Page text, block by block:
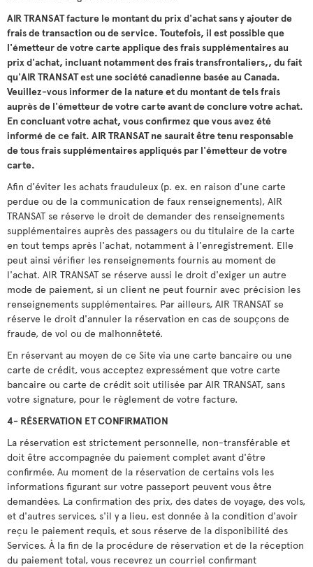
AIR TRANSAT facture le montant du prix d'achat sans y ajouter de
frais de transaction ou de service. Toutefois, il est possible que
l'émetteur de votre carte applique des frais supplémentaires au
prix d'achat, incluant notamment des frais transfrontaliers,, du fait
qu'AIR TRANSAT est une société canadienne basée au Canada.
Veuillez-vous informer de la nature et du montant de tels frais
auprès de l'émetteur de votre carte avant de conclure votre achat.
En concluant votre achat, vous confirmez que vous avez été
informé de ce fait. AIR TRANSAT ne saurait être tenu responsable
de tous frais supplémentaires appliqués par l'émetteur de votre
carte.
Afin d'éviter les achats frauduleux (p. ex. en raison d'une carte
perdue ou de la communication de faux renseignements), AIR
TRANSAT se réserve le droit de demander des renseignements
supplémentaires auprès des passagers ou du titulaire de la carte
en tout temps après l'achat, notamment à l'enregistrement. Elle
peut ainsi vérifier les renseignements fournis au moment de
l'achat. AIR TRANSAT se réserve aussi le droit d'exiger un autre
mode de paiement, si un client ne peut fournir avec précision les
renseignements supplémentaires. Par ailleurs, AIR TRANSAT se
réserve le droit d'annuler la réservation en cas de soupçons de
fraude, de vol ou de malhonnêteté.
En réservant au moyen de ce Site via une carte bancaire ou une
carte de crédit, vous acceptez expressément que votre carte
bancaire ou carte de crédit soit utilisée par AIR TRANSAT, sans
votre signature, pour le règlement de votre facture.
4- RÉSERVATION ET CONFIRMATION
La réservation est strictement personnelle, non-transférable et
doit être accompagnée du paiement complet avant d'être
confirmée. Au moment de la réservation de certains vols les
informations figurant sur votre passeport peuvent vous être
demandées. La confirmation des prix, des dates de voyage, des vols,
et d'autres services, s'il y a lieu, est donnée à la condition d'avoir
reçu le paiement requis, et sous réserve de la disponibilité des
Services. À la fin de la procédure de réservation et de la réception
du paiement total, vous recevrez un courriel confirmant